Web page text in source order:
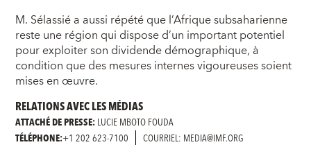
M. Sélassié a aussi répété que l’Afrique subsaharienne
reste une région qui dispose d’un important potentiel
pour exploiter son dividende démographique, à
condition que des mesures internes vigoureuses soient
mises en œuvre.
RELATIONS AVEC LES MÉDIAS
ATTACHÉ DE PRESSE:LUCIE MBOTO FOUDA
TÉLÉPHONE:+1 202 623-7100 COURRIEL: MEDIA@IMF.ORG